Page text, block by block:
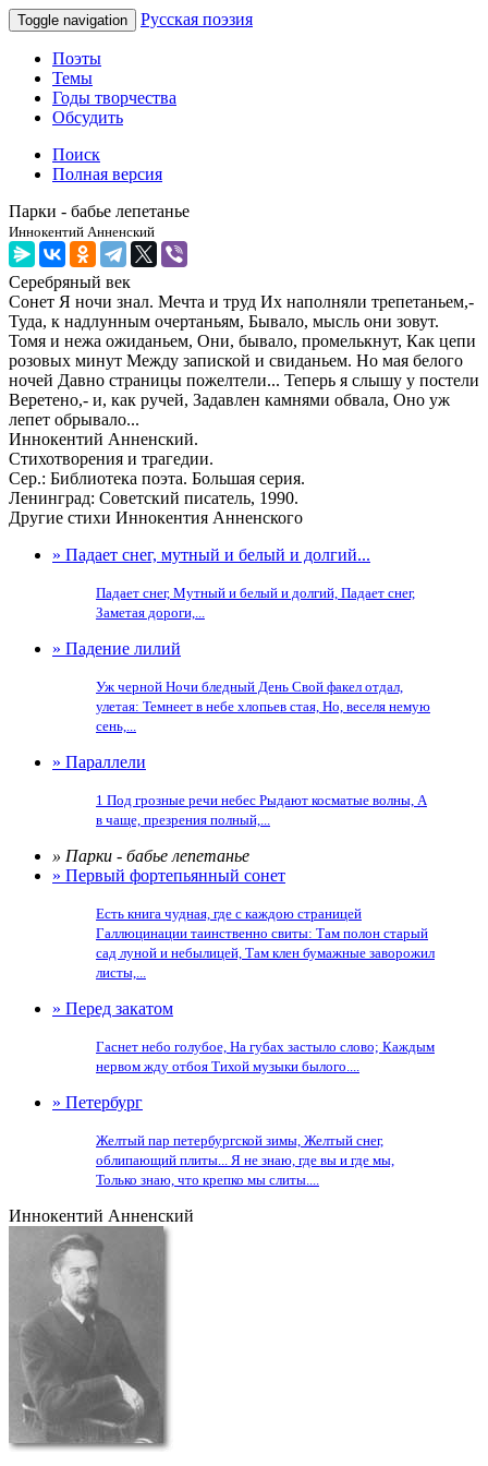
Toggle navigation Русская поэзия
Поэты
Темы
Годы творчества
Обсудить
Поиск
Полная версия
Парки - бабье лепетанье
Иннокентий Анненский
Серебряный век
Сонет Я ночи знал. Мечта и труд Их наполняли трепетаньем,-
Туда, к надлунным очертаньям, Бывало, мысль они зовут.
Томя и нежа ожиданьем, Они, бывало, промелькнут, Как цепи
розовых минут Между запиской и свиданьем. Но мая белого
ночей Давно страницы пожелтели... Теперь я слышу у постели
Веретено,- и, как ручей, Задавлен камнями обвала, Оно уж
лепет обрывало...
Иннокентий Анненский.
Стихотворения и трагедии.
Сер.: Библиотека поэта. Большая серия.
Ленинград: Советский писатель, 1990.
Другие стихи Иннокентия Анненского
» Падает снег, мутный и белый и долгий...
Падает снег, Мутный и белый и долгий, Падает снег,
Заметая дороги,...
» Падение лилий
Уж черной Ночи бледный День Свой факел отдал,
улетая: Темнеет в небе хлопьев стая, Но, веселя немую
сень,...
» Параллели
1 Под грозные речи небес Рыдают косматые волны, А
в чаще, презрения полный,...
» Парки - бабье лепетанье
» Первый фортепьянный сонет
Есть книга чудная, где с каждою страницей
Галлюцинации таинственно свиты: Там полон старый
сад луной и небылицей, Там клен бумажные заворожил
листы,...
» Перед закатом
Гаснет небо голубое, На губах застыло слово; Каждым
нервом жду отбоя Тихой музыки былого....
» Петербург
Желтый пар петербургской зимы, Желтый снег,
облипающий плиты... Я не знаю, где вы и где мы,
Только знаю, что крепко мы слиты....
Иннокентий Анненский